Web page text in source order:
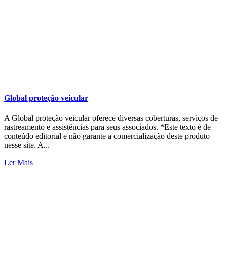
Global proteção veicular
A Global proteção veicular oferece diversas coberturas, serviços de
rastreamento e assistências para seus associados. *Este texto é de
conteúdo editorial e não garante a comercialização deste produto
nesse site. A...
Ler Mais